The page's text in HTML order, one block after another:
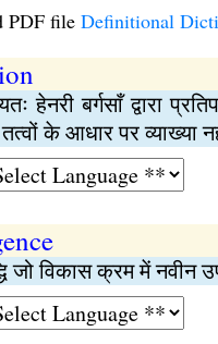
PDF file Definitional
हेनरी बर्गसाँ द्वारा
के आधार पर व्याख्या
जो विकास क्रम में नवीन